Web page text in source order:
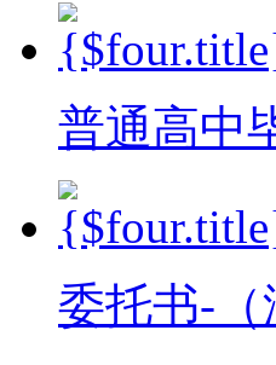
普通高中
委托书-（